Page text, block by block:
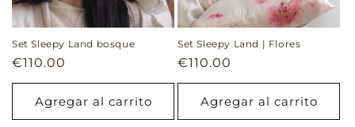
Set Sleepy Land bosque
Precio
habitual
€110.00
Agregar al carrito
Set Sleepy Land | Flores
Precio
habitual
€110.00
Agregar al carrito